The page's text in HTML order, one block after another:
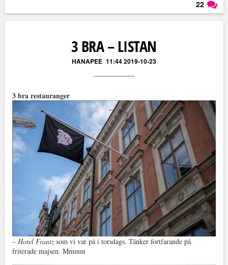
22
3 BRA – LISTAN
HANAPEE 11:44 2019-10-23
3 bra restauranger
– Hotel Frantzsom vi var på i torsdags. Tänker fortfarande på
friterade majsen. Mmmm